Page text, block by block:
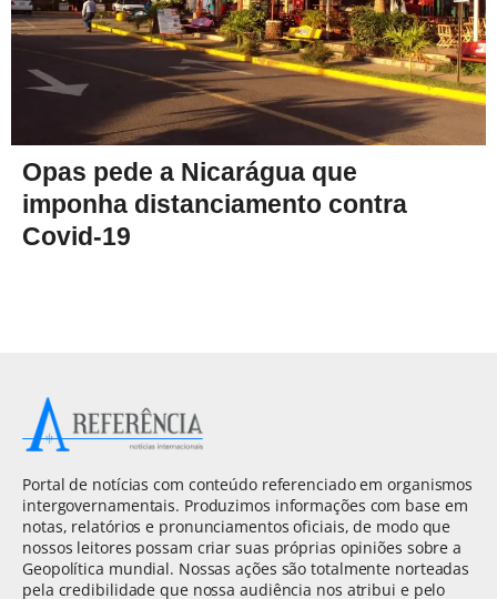
Opas pede a Nicarágua que
imponha distanciamento contra
Covid-19
Portal de notícias com conteúdo referenciado em organismos
intergovernamentais. Produzimos informações com base em
notas, relatórios e pronunciamentos oficiais, de modo que
nossos leitores possam criar suas próprias opiniões sobre a
Geopolítica mundial. Nossas ações são totalmente norteadas
pela credibilidade que nossa audiência nos atribui e pelo